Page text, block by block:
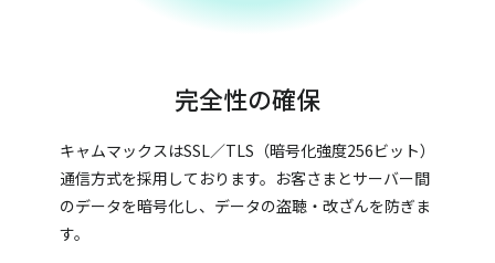
完全性の確保
キャムマックスはSSL／TLS（暗号化強度256ビット）
通信方式を採用しております。お客さまとサーバー間
のデータを暗号化し、データの盗聴・改ざんを防ぎま
す。